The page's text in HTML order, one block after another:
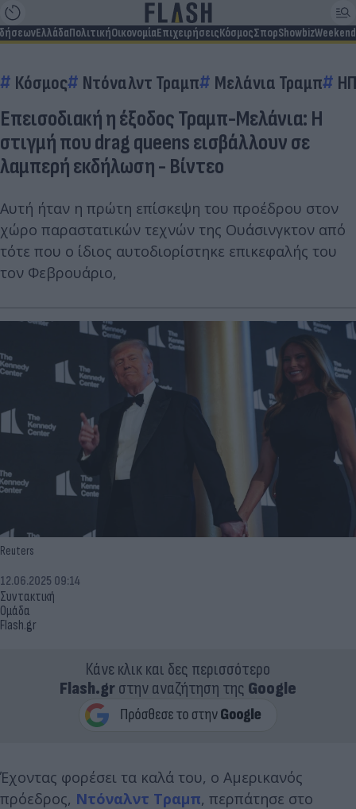
ΕλλάδαΠολιτικήΟικονομίαΕπιχειρήσειςΚόσμοςΣπορShowbizWeekend
Κόσμος Ντόναλντ Τραμπ Μελάνια Τραμπ
Επεισοδιακή η έξοδος Τραμπ-Μελάνια: Η
στιγμή που drag queens εισβάλλουν σε
λαμπερή εκδήλωση - Βίντεο
Αυτή ήταν η πρώτη επίσκεψη του προέδρου στον
χώρο παραστατικών τεχνών της Ουάσινγκτον από
τότε που ο ίδιος αυτοδιορίστηκε επικεφαλής του
τον Φεβρουάριο,
Reuters
Συντακτική
Ομάδα
Flash.gr
12.06.2025 09:14
Κάνε κλικ και δες περισσότερο
Flash.grστην αναζήτηση της Google
Έχοντας φορέσει τα καλά του, ο Αμερικανός
πρόεδρος, Ντόναλντ Τραμπ, περπάτησε στο